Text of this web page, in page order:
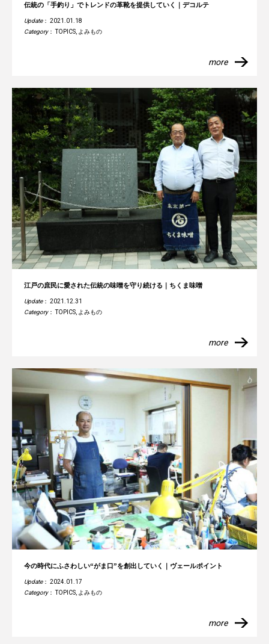
伝統の「手釣り」でトレンドの革靴を提供していく｜デコルテ
Update： 2021.01.18
Category：TOPICS よみもの
more
江戸の庶民に愛された伝統の味噌を守り続ける｜ちくま味噌
Update： 2021.12.31
Category：TOPICS よみもの
more
今の時代にふさわしい“がま口”を創出していく｜ヴェールポイント
Update： 2024.01.17
Category：TOPICS よみもの
more